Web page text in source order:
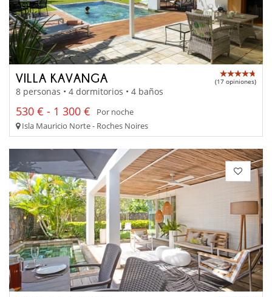
VILLA KAVANGA (17 opiniones)
8 personas • 4 dormitorios • 4 baños
530 € - 1 300 €
Por noche
Isla Mauricio Norte - Roches Noires